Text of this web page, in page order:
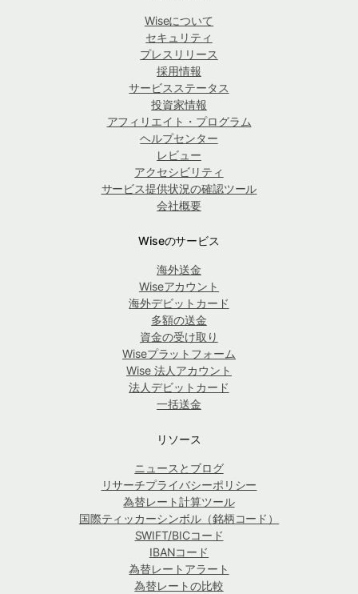
Wiseについて
セキュリティ
プレスリリース
採用情報
サービスステータス
投資家情報
アフィリエイト・プログラム
ヘルプセンター
レビュー
アクセシビリティ
サービス提供状況の確認ツール
会社概要
Wiseのサービス
海外送金
Wiseアカウント
海外デビットカード
多額の送金
資金の受け取り
Wiseプラットフォーム
Wise 法人アカウント
法人デビットカード
一括送金
リソース
ニュースとブログ
リサーチプライバシーポリシー
為替レート計算ツール
国際ティッカーシンボル（銘柄コード）
SWIFT/BICコード
IBANコード
為替レートアラート
為替レートの比較